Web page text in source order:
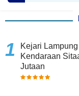
Kejari
Kendaraan
Jutaan